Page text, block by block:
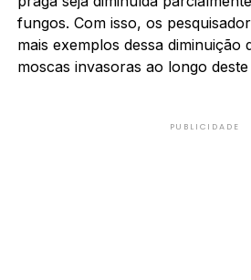
fungos. Com isso, os
mais exemplos dessa diminuição
moscas invasoras ao longo
PUBLICIDADE